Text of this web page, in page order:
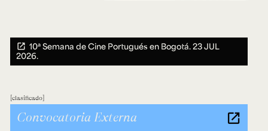
10ª Semana de Cine Portugués en Bogotá.23 JUL
2026.
clasificado
Convocatoria Externa